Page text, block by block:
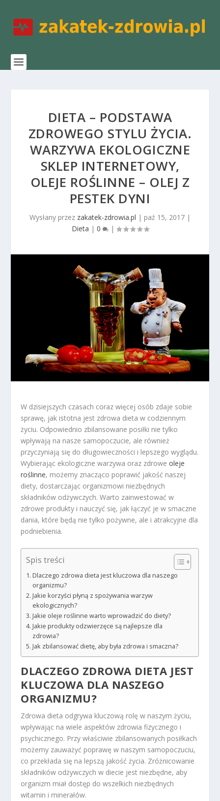
DIETA – PODSTAWA
ZDROWEGO STYLU ŻYCIA.
WARZYWA EKOLOGICZNE
SKLEP INTERNETOWY,
OLEJE ROŚLINNE – OLEJ Z
PESTEK DYNI
Wysłany przez zakatek-zdrowia.pl | paź 15, 2017 |
Dieta | 0 |
W dzisiejszych czasach coraz więcej osób zdaje sobie
sprawę, jak istotna jest zdrowa dieta w codziennym
życiu. Odpowiednio zbilansowane posiłki nie tylko
wpływają na nasze samopoczucie, ale również
przyczyniają się do długowieczności i lepszego wyglądu.
Wybierając ekologiczne warzywa oraz zdroweoleje
roślinne, możemy znacząco poprawić jakość naszej
diety, dostarczając organizmowi niezbędnych
składników odżywczych. Warto zainwestować w
zdrowe produkty i nauczyć się, jak łączyć je w smaczne
dania, które będą nie tylko pożywne, ale i atrakcyjne dla
podniebienia.
Spis treści
Dlaczego zdrowa dieta jest kluczowa dla naszego
organizmu?
Jakie korzyści płyną z spożywania warzyw
ekologicznych?
Jakie oleje roślinne warto wprowadzić do diety?
Jakie produkty odzwierzęce są najlepsze dla
zdrowia?
Jak zbilansować dietę, aby była zdrowa i smaczna?
DLACZEGO ZDROWA DIETA JEST
KLUCZOWA DLA NASZEGO
ORGANIZMU?
Zdrowa dieta odgrywa kluczową rolę w naszym życiu,
wpływając na wiele aspektów zdrowia fizycznego i
psychicznego. Przy właściwie zbilansowanych posiłkach
możemy zauważyć poprawę w naszym samopoczuciu,
co przekłada się na lepszą jakość życia. Zróżnicowanie
składników odżywczych w diecie jest niezbędne, aby
organizm miał dostęp do wszelkich niezbędnych
witamin i minerałów.